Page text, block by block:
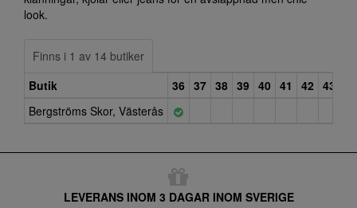
look.
Finns i 1 av 14 butiker
Butik
36 37 38 39 40 41 42 43
Bergströms Skor, Västerås
LEVERANS INOM 3 DAGAR INOM SVERIGE